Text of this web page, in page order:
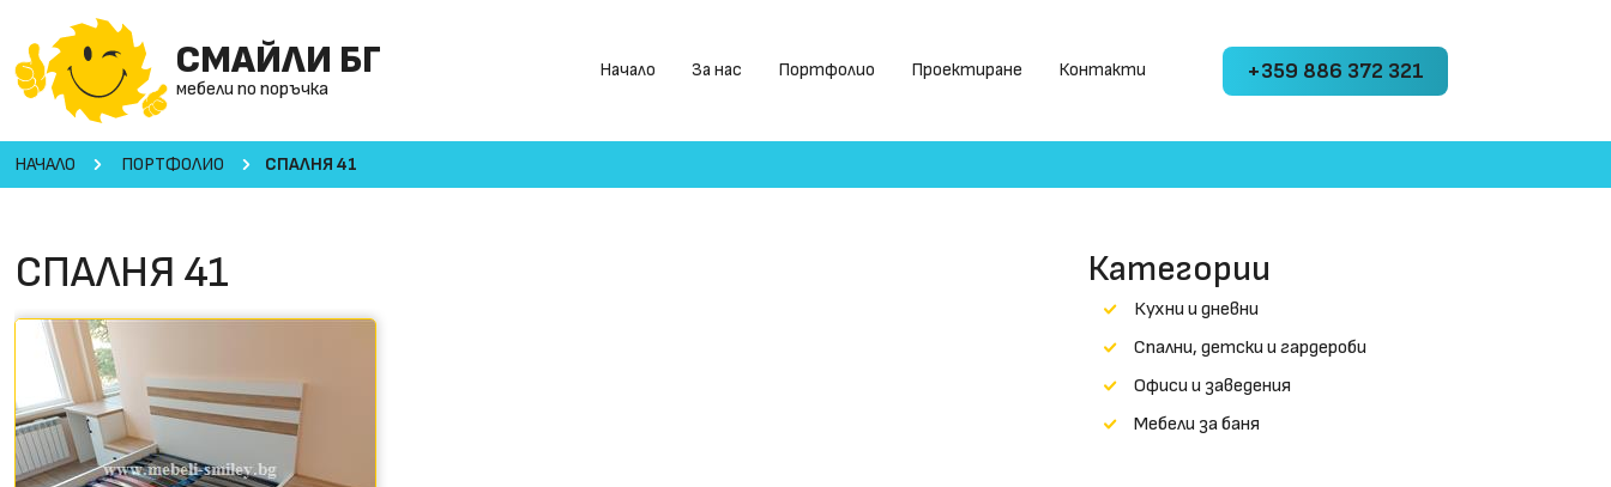
СМАЙЛИ БГ
мебели по поръчка
Начало За нас Портфолио Проектиране Контакти +359 886 372 321
НАЧАЛО ПОРТФОЛИО СПАЛНЯ 41
СПАЛНЯ 41 Категории
Кухни и дневни
Cпални, детски и гардероби
Офиси и заведения
Мебели за баня